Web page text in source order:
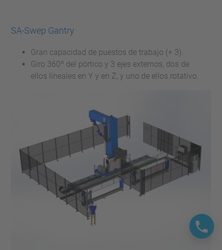
SA-Swep Gantry
Gran capacidad de puestos de trabajo (+ 3).
Giro 360º del pórtico y 3 ejes externos, dos de
ellos lineales en Y y en Z, y uno de ellos rotativo.